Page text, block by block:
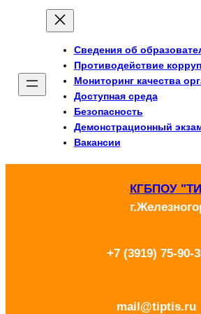
Перейти
содержимому
Сведения об
Противодействие
Мониторинг качества
Доступная среда
Безопасность
Демонстрационный
Вакансии
КГБПОУ
+7 (3919) 75-90-
mail@tiptis.ru